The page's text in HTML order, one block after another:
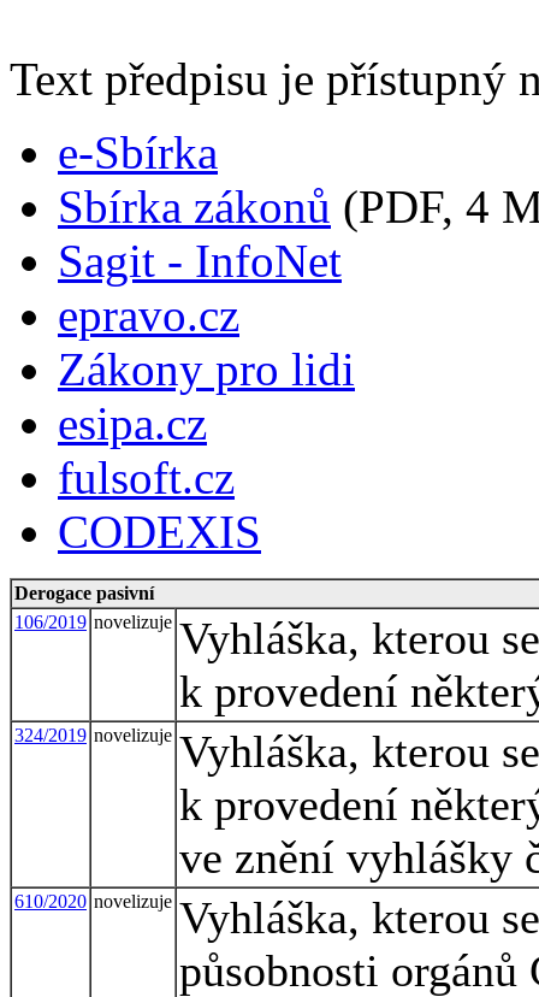
Text předpisu je přístupný
e-Sbírka
Sbírka zákonů (PDF, 4
Sagit - InfoNet
epravo.cz
Zákony pro lidi
esipa.cz
fulsoft.cz
CODEXIS
Derogace pasivní
106/2019 novelizuje Vyhláška, kterou
k provedení
324/2019 novelizuje Vyhláška, kterou
k provedení
ve znění vyhlášky
610/2020 novelizuje Vyhláška, kterou
působnosti